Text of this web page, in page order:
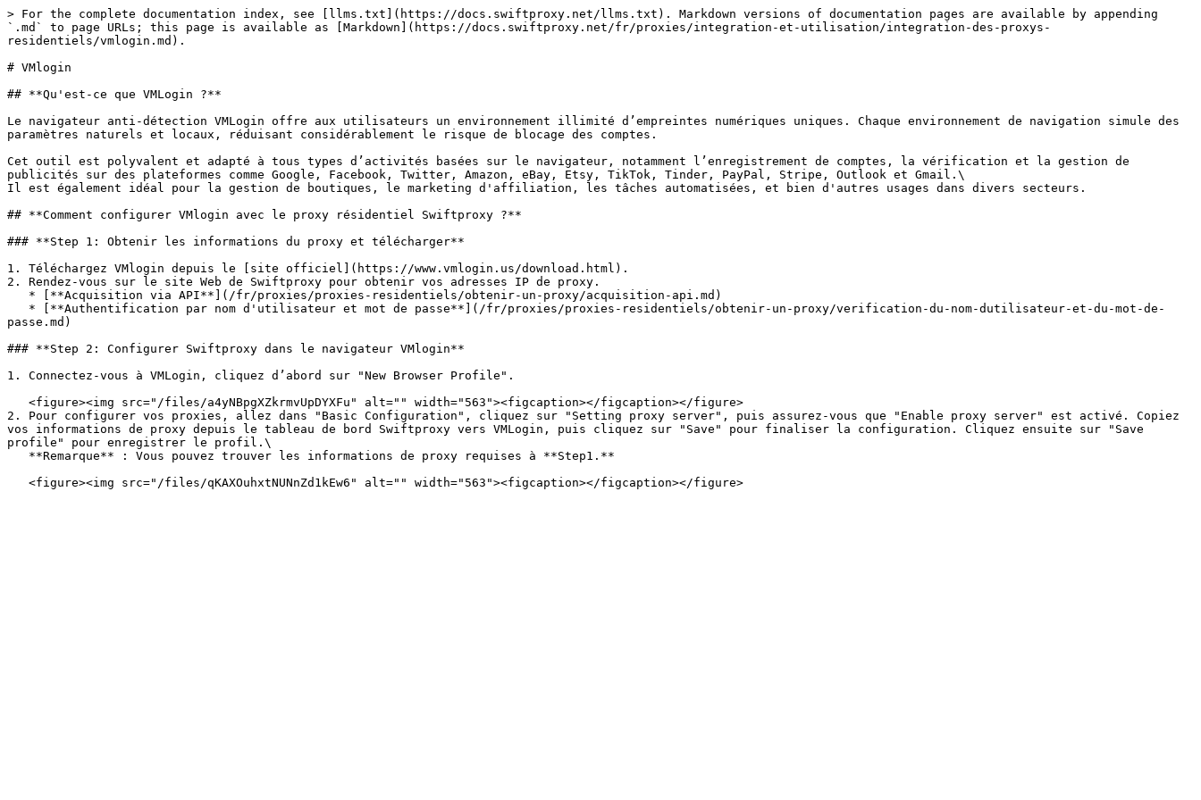
> For the complete documentation index, see [llms.txt](https://docs.swiftproxy.net/llms.txt). Markdown versions of documentation pages are available by appending
`.md` to page URLs; this page is available as [Markdown](https://docs.swiftproxy.net/fr/proxies/integration-et-utilisation/integration-des-proxys-
residentiels/vmlogin.md).
# VMlogin
## **Qu'est-ce que VMLogin ?**
Le navigateur anti-détection VMLogin offre aux utilisateurs un environnement illimité d’empreintes numériques uniques. Chaque environnement de navigation simule des
paramètres naturels et locaux, réduisant considérablement le risque de blocage des comptes.
Cet outil est polyvalent et adapté à tous types d’activités basées sur le navigateur, notamment l’enregistrement de comptes, la vérification et la gestion de
publicités sur des plateformes comme Google, Facebook, Twitter, Amazon, eBay, Etsy, TikTok, Tinder, PayPal, Stripe, Outlook et Gmail.\
Il est également idéal pour la gestion de boutiques, le marketing d'affiliation, les tâches automatisées, et bien d'autres usages dans divers secteurs.
## **Comment configurer VMlogin avec le proxy résidentiel Swiftproxy ?**
### **Step 1: Obtenir les informations du proxy et télécharger**
1. Téléchargez VMlogin depuis le [site officiel](https://www.vmlogin.us/download.html).
2. Rendez-vous sur le site Web de Swiftproxy pour obtenir vos adresses IP de proxy.
passe.md)
### **Step 2: Configurer Swiftproxy dans le navigateur VMlogin**
1. Connectez-vous à VMLogin, cliquez d’abord sur "New Browser Profile".
2. Pour configurer vos proxies, allez dans "Basic Configuration", cliquez sur "Setting proxy server", puis assurez-vous que "Enable proxy server" est activé. Copiez
vos informations de proxy depuis le tableau de bord Swiftproxy vers VMLogin, puis cliquez sur "Save" pour finaliser la configuration. Cliquez ensuite sur "Save
profile" pour enregistrer le profil.\